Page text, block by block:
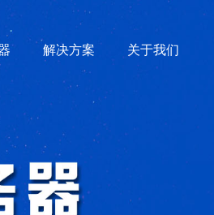
解决方案 关于我们